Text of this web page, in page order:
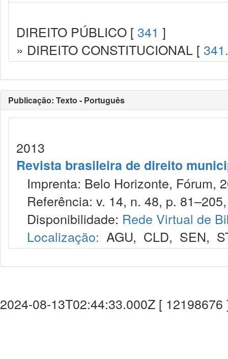
DIREITO PÚBLICO [ 341 ]
» DIREITO CONSTITUCIONAL [
Publicação: Texto - Português
2013
Revista brasileira de direito
Imprenta: Belo Horizonte, Fórum,
Referência: v. 14, n. 48, p.
Disponibilidade: Rede Virtual de
Localização: AGU, CLD, SEN,
2024-08-13T02:44:33.000Z [ 12198676